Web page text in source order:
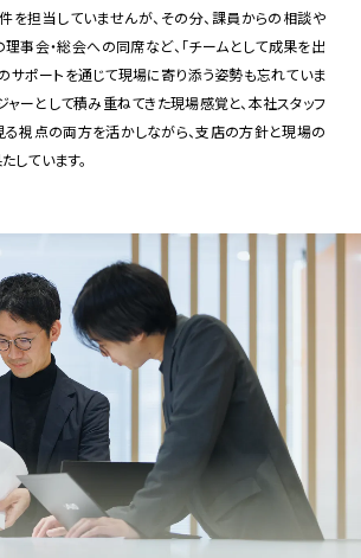
担当していませんが、その分、課員からの相談や
事会・総会への同席など、「チームとして成果を出
サポートを通じて現場に寄り添う姿勢も忘れていま
ャーとして積み重ねてきた現場感覚と、本社スタッフ
視点の両方を活かしながら、支店の方針と現場の
しています。